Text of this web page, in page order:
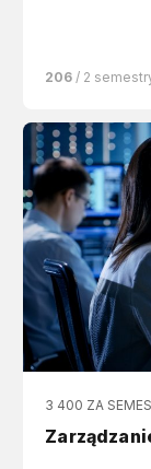
206 / 2
3 400 ZA